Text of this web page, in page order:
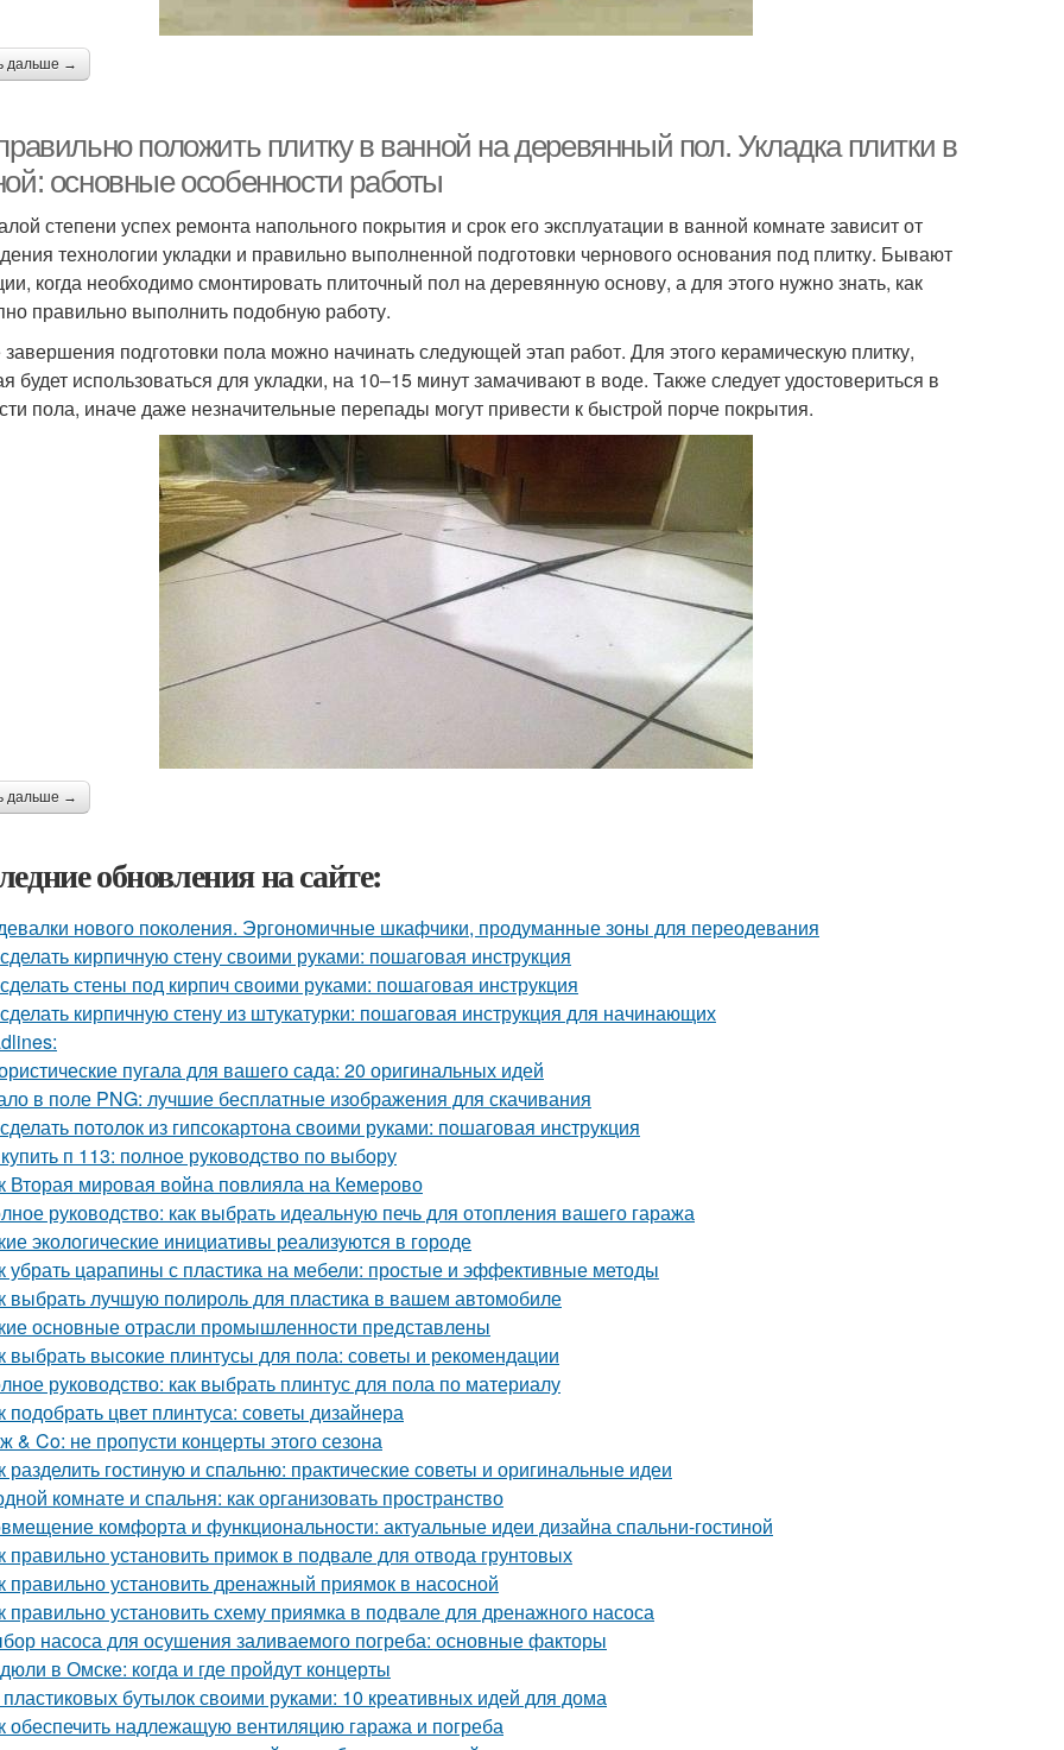
дальше →
положить плитку в ванной на деревянный пол. Укладка плитки в
основные особенности работы
степени успех ремонта напольного покрытия и срок его эксплуатации в ванной комнате зависит от
технологии укладки и правильно выполненной подготовки чернового основания под плитку. Бывают
когда необходимо смонтировать плиточный пол на деревянную основу, а для этого нужно знать, как
правильно выполнить подобную работу.
подготовки пола можно начинать следующей этап работ. Для этого керамическую плитку,
будет использоваться для укладки, на 10–15 минут замачивают в воде. Также следует удостовериться в
пола, иначе даже незначительные перепады могут привести к быстрой порче покрытия.
дальше →
обновления на сайте:
нового поколения. Эргономичные шкафчики, продуманные зоны для переодевания
кирпичную стену своими руками: пошаговая инструкция
стены под кирпич своими руками: пошаговая инструкция
кирпичную стену из штукатурки: пошаговая инструкция для начинающих
пугала для вашего сада: 20 оригинальных идей
в поле PNG: лучшие бесплатные изображения для скачивания
потолок из гипсокартона своими руками: пошаговая инструкция
п 113: полное руководство по выбору
Вторая мировая война повлияла на Кемерово
руководство: как выбрать идеальную печь для отопления вашего гаража
экологические инициативы реализуются в городе
убрать царапины с пластика на мебели: простые и эффективные методы
выбрать лучшую полироль для пластика в вашем автомобиле
основные отрасли промышленности представлены
выбрать высокие плинтусы для пола: советы и рекомендации
руководство: как выбрать плинтус для пола по материалу
подобрать цвет плинтуса: советы дизайнера
& Co: не пропусти концерты этого сезона
разделить гостиную и спальню: практические советы и оригинальные идеи
комнате и спальня: как организовать пространство
комфорта и функциональности: актуальные идеи дизайна спальни-гостиной
правильно установить примок в подвале для отвода грунтовых
правильно установить дренажный приямок в насосной
правильно установить схему приямка в подвале для дренажного насоса
насоса для осушения заливаемого погреба: основные факторы
в Омске: когда и где пройдут концерты
бутылок своими руками: 10 креативных идей для дома
обеспечить надлежащую вентиляцию гаража и погреба